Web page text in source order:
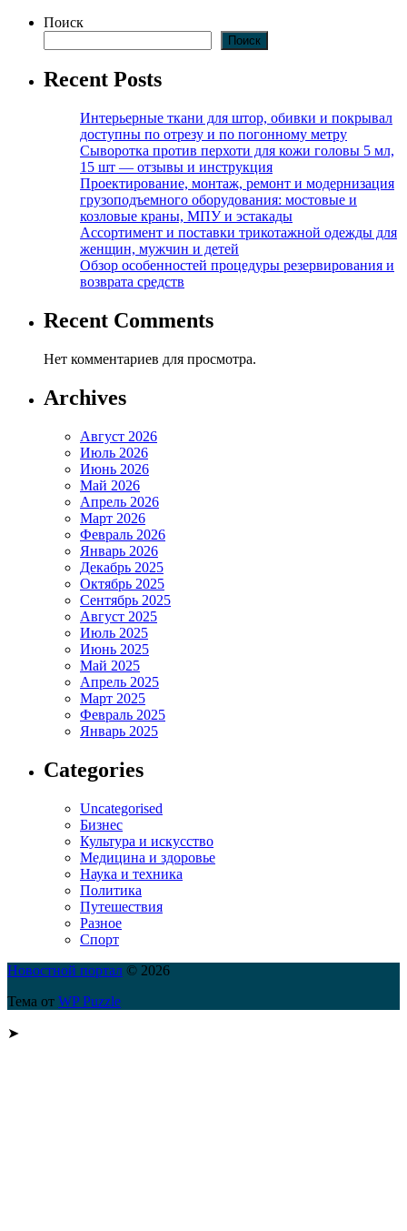
Поиск
Поиск
Recent Posts
Интерьерные ткани для штор, обивки и покрывал
доступны по отрезу и по погонному метру
Сыворотка против перхоти для кожи головы 5 мл,
15 шт — отзывы и инструкция
Проектирование, монтаж, ремонт и модернизация
грузоподъемного оборудования: мостовые и
козловые краны, МПУ и эстакады
Ассортимент и поставки трикотажной одежды для
женщин, мужчин и детей
Обзор особенностей процедуры резервирования и
возврата средств
Recent Comments
Нет комментариев для просмотра.
Archives
Август 2026
Июль 2026
Июнь 2026
Май 2026
Апрель 2026
Март 2026
Февраль 2026
Январь 2026
Декабрь 2025
Октябрь 2025
Сентябрь 2025
Август 2025
Июль 2025
Июнь 2025
Май 2025
Апрель 2025
Март 2025
Февраль 2025
Январь 2025
Categories
Uncategorised
Бизнес
Культура и искусство
Медицина и здоровье
Наука и техника
Политика
Путешествия
Разное
Спорт
Новостной портал © 2026
Тема от WP Puzzle
➤